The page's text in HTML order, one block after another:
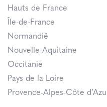
Hauts de France
Île-de-France
Normandië
Nouvelle-Aquitaine
Occitanie
Pays de la Loire
Provence-Alpes-Côte